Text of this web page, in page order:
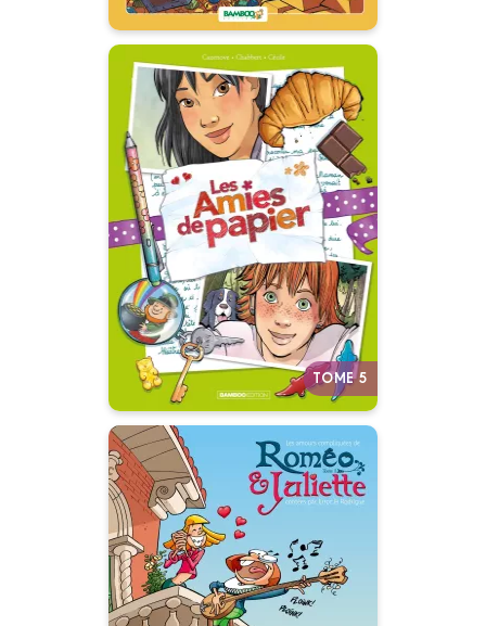
TOME 5
Les Amies de
papier
Tome 05
Date de parution :
28/04/2021
Une belle relation épistolaire à
l’heure du portable et des
réseaux sociaux.
Autres tomes
Les Amours
compliquées de
Roméo et Juliette
Tome 01